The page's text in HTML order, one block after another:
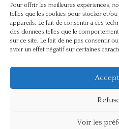
Pour offrir les meilleures expériences,
telles que les cookies pour stocker et/
appareils. Le fait de consentir à ces
des données telles que le
sur ce site. Le fait de ne pas consentir
avoir un effet négatif sur certaines
Voir les
Non classé(42)
Partis politiques,
Présentation(4)
Références(57)